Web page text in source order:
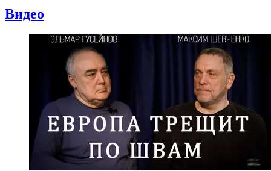
черном, и покоряет океан звуков. Позже я имела
жизни встретиться. В 1980-х годах в Латинской
Америке были гастроли оркестра Вероники
Дударовой и до сих пор люди помнят в деталях те
концерты.